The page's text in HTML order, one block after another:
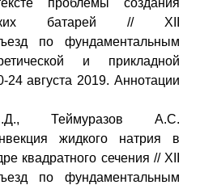
батарей // XII
по фундаментальным
и прикладной
августа 2019. Аннотации
Теймуразов А.С.
жидкого натрия в
квадратного сечения // XII
по фундаментальным